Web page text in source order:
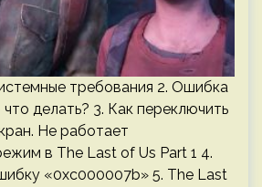
требования 2. Ошибка
делать? 3. Как переключить
Не работает
в The Last of Us Part 1 4.
«0xc000007b» 5. The Last